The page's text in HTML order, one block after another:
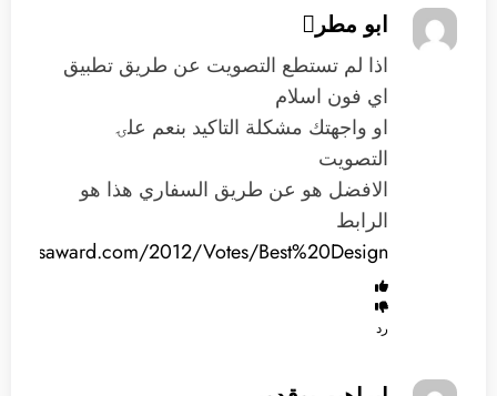
ابو مطر
اذا لم تستطع التصويت عن طريق تطبيق
اي فون اسلام
او واجهتك مشكلة التاكيد بنعم علۍ
التصويت
الافضل هو عن طريق السفاري هذا هو
الرابط
2012/Votes/Best%20Design/
رد